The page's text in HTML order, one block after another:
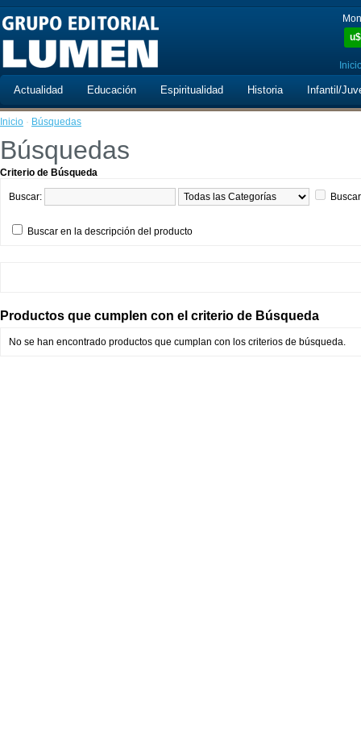
u$
Actualidad Educación Espiritualidad Historia Infantil/
Inicio · Búsquedas
Búsquedas
Criterio de Búsqueda
Buscar:
Buscar en la descripción del producto
Productos que cumplen con el criterio de Búsqueda
No se han encontrado productos que cumplan con los criterios de búsqueda.